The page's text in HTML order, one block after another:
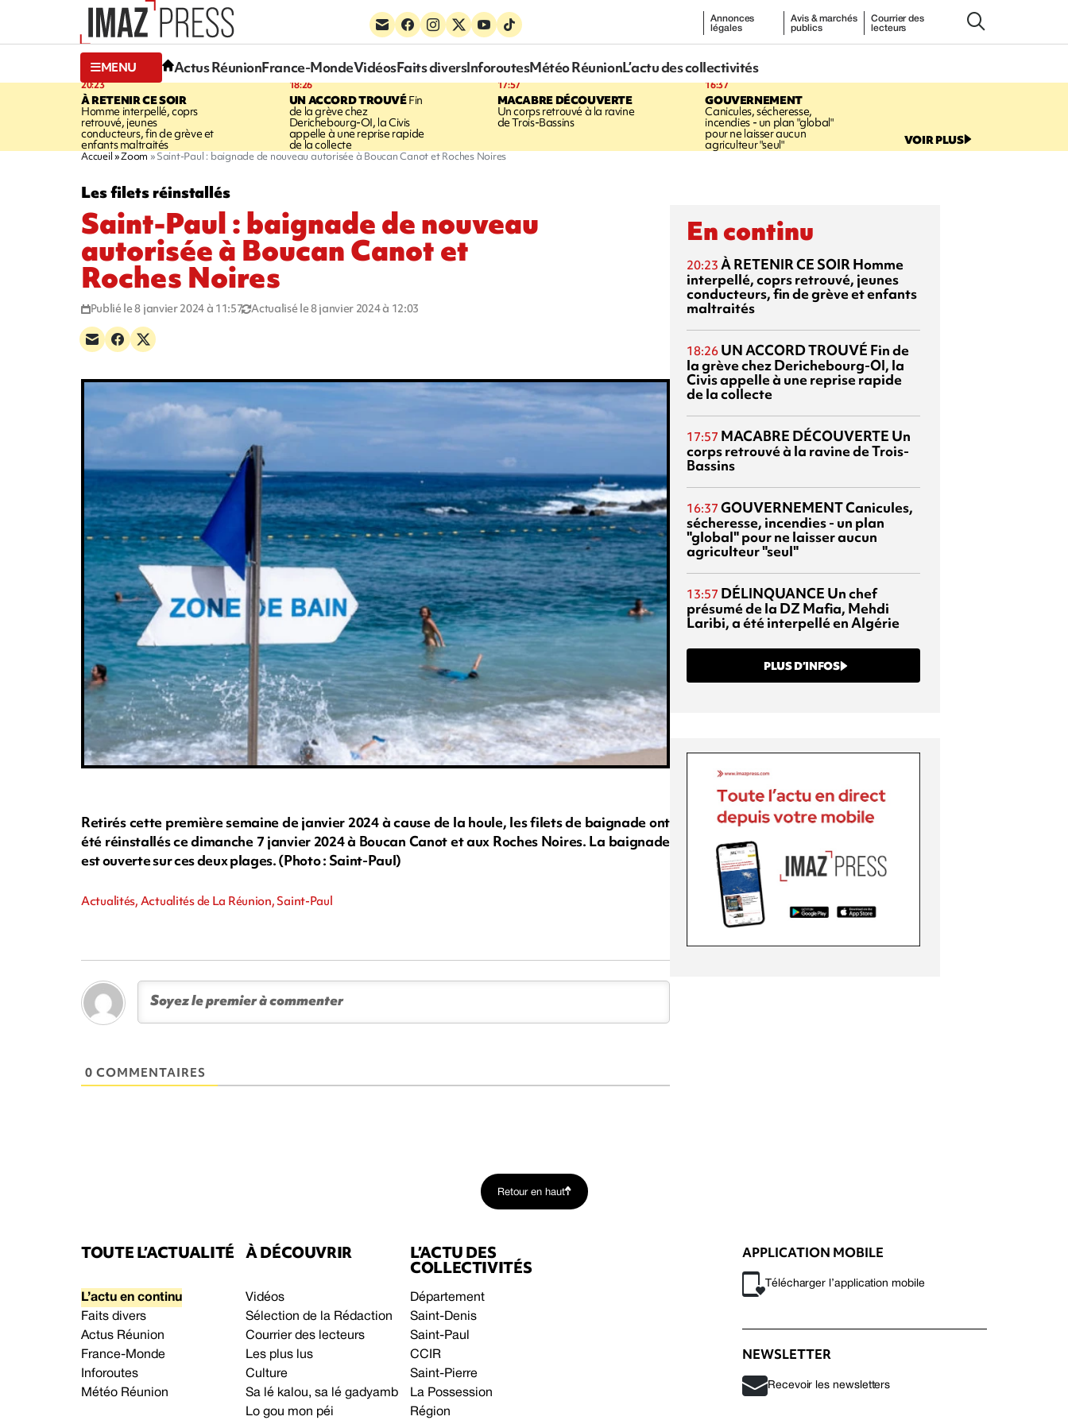
Annonces
légales
Avis & marchés
publics
Courrier des
lecteurs
MENU Actus RéunionFrance-MondeVidéosFaits diversInforoutesMétéo RéunionL’actu des collectivités
20:23
À RETENIR CE SOIR
Homme interpellé, coprs
retrouvé, jeunes
conducteurs, fin de grève et
enfants maltraités
18:26
UN ACCORD TROUVÉFin
de la grève chez
Derichebourg-OI, la Civis
appelle à une reprise rapide
de la collecte
17:57
MACABRE DÉCOUVERTE
Un corps retrouvé à la ravine
de Trois-Bassins
16:37
GOUVERNEMENT
Canicules, sécheresse,
incendies - un plan "global"
pour ne laisser aucun
agriculteur "seul" VOIR PLUS
Accueil Zoom Saint-Paul : baignade de nouveau autorisée à Boucan Canot et Roches Noires
Les filets réinstallés
Saint-Paul : baignade de nouveau
autorisée à Boucan Canot et
Roches Noires
Publié le 8 janvier 2024 à 11:57 Actualisé le 8 janvier 2024 à 12:03
Retirés cette première semaine de janvier 2024 à cause de la houle, les filets de baignade ont
été réinstallés ce dimanche 7 janvier 2024 à Boucan Canot et aux Roches Noires. La baignade
est ouverte sur ces deux plages. (Photo : Saint-Paul)
Actualités, Actualités de La Réunion, Saint-Paul
0 COMMENTAIRES
En continu
20:23 À RETENIR CE SOIR Homme
interpellé, coprs retrouvé, jeunes
conducteurs, fin de grève et enfants
maltraités
18:26 UN ACCORD TROUVÉ Fin de
la grève chez Derichebourg-OI, la
Civis appelle à une reprise rapide
de la collecte
17:57 MACABRE DÉCOUVERTE Un
corps retrouvé à la ravine de Trois-
Bassins
16:37 GOUVERNEMENTCanicules,
sécheresse, incendies - un plan
"global" pour ne laisser aucun
agriculteur "seul"
13:57 DÉLINQUANCE Un chef
présumé de la DZ Mafia, Mehdi
Laribi, a été interpellé en Algérie
PLUS D’INFOS
Retour en haut
TOUTE L’ACTUALITÉ
L’actu en continu
Faits divers
Actus Réunion
France-Monde
Inforoutes
Météo Réunion
À DÉCOUVRIR
Vidéos
Sélection de la Rédaction
Courrier des lecteurs
Les plus lus
Culture
Sa lé kalou, sa lé gadyamb
Lo gou mon péi
L’ACTU DES
COLLECTIVITÉS
Département
Saint-Denis
Saint-Paul
CCIR
Saint-Pierre
La Possession
Région
APPLICATION MOBILE
Télécharger l’application mobile
NEWSLETTER
Recevoir les newsletters